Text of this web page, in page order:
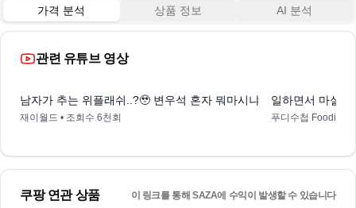
가격 분석 상품 정보 AI 분석
관련 유튜브 영상
남자가 추는 위플래쉬..?🥹 변우석 혼자 뭐마시냐.. 클린에너지, 에
재이월드 • 조회수 6천회
일하면서 마실
푸디수첩 Foodie
쿠팡 연관 상품 이 링크를 통해 SAZA에 수익이 발생할 수 있습니다